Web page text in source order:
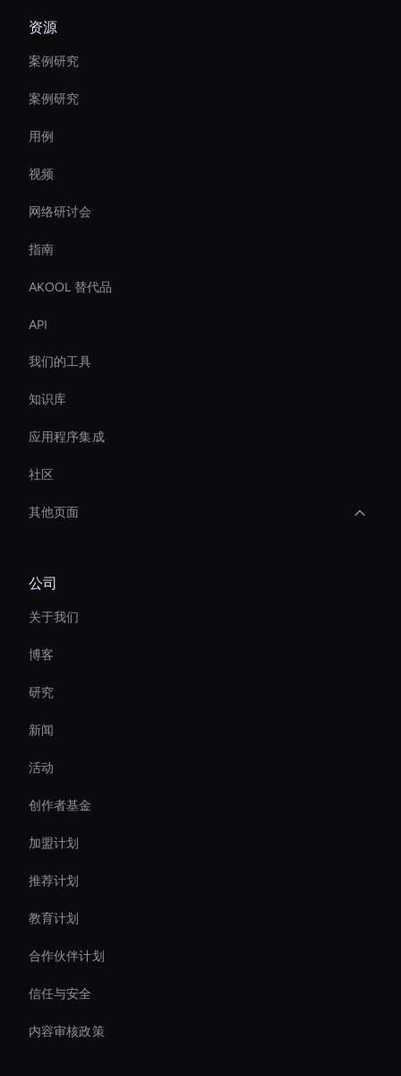
资源
案例研究
案例研究
用例
视频
网络研讨会
指南
AKOOL 替代品
API
我们的工具
知识库
应用程序集成
社区
其他页面
Ai Avatar For Corporate
Interactive Ai Assistant For Websites
Ai Avatar For Customer Service
Ai Avatar For Advertising
Video Conferencing Ai
Ai Agent For Automation
Holographic Ai Avatar
公司
关于我们
博客
研究
新闻
活动
创作者基金
加盟计划
推荐计划
教育计划
合作伙伴计划
信任与安全
内容审核政策